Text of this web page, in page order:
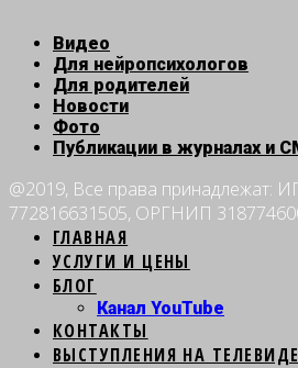
Видео
Для нейропсихологов
Для родителей
Новости
Фото
Публикации в журналах и
@2019, Все права принадлежат:
772816631505, ОРГНИП
ГЛАВНАЯ
УСЛУГИ И ЦЕНЫ
БЛОГ
Канал YouTube
КОНТАКТЫ
ВЫСТУПЛЕНИЯ НА